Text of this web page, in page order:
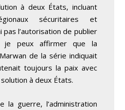
à deux États, incluant
sécuritaires et
pas l’autorisation de publier
je peux affirmer que la
de la série indiquait
toujours la paix avec
à deux États.
la guerre, l’administration